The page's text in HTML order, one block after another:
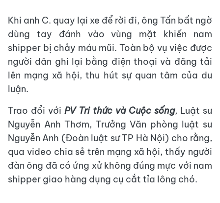
Khi anh C. quay lại xe để rời đi, ông Tấn bất ngờ
dùng tay đánh vào vùng mặt khiến nam
shipper bị chảy máu mũi. Toàn bộ vụ việc được
người dân ghi lại bằng điện thoại và đăng tải
lên mạng xã hội, thu hút sự quan tâm của dư
luận.
Trao đổi với PV Tri thức và Cuộc sống, Luật sư
Nguyễn Anh Thơm, Trưởng Văn phòng luật sư
Nguyễn Anh (Đoàn luật sư TP Hà Nội) cho rằng,
qua video chia sẻ trên mạng xã hội, thấy người
đàn ông đã có ứng xử không đúng mực với nam
shipper giao hàng dụng cụ cắt tỉa lông chó.